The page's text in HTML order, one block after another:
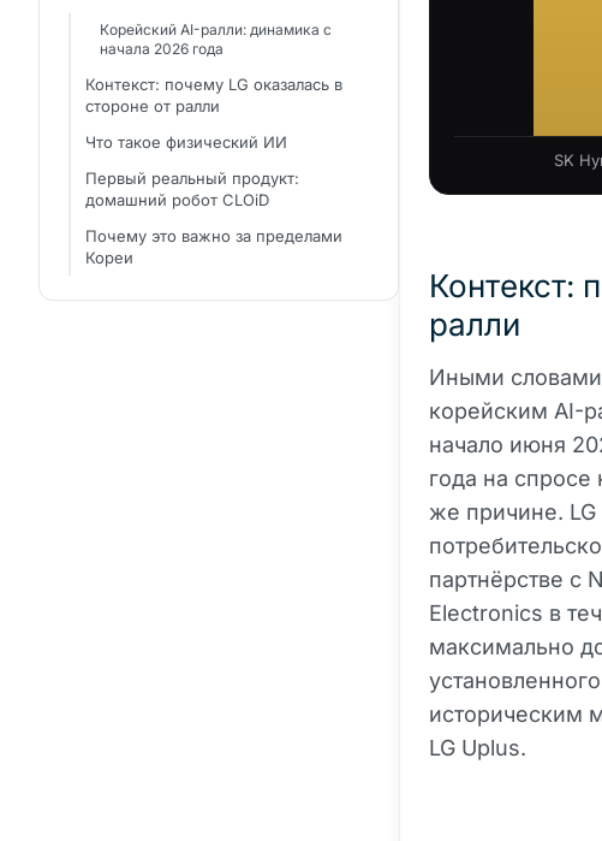
SK
Контекст:
ралли
Иными
корейским AI-
начало июня
года на
же причине.
партнёрстве с
Electronics в
максимально
историческим
LG Uplus.
Корейский AI-ралли: динамика с
начала 2026 года
Контекст: почему LG оказалась в
стороне от ралли
Что такое физический ИИ
Первый реальный продукт:
домашний робот CLOiD
Почему это важно за пределами
Кореи